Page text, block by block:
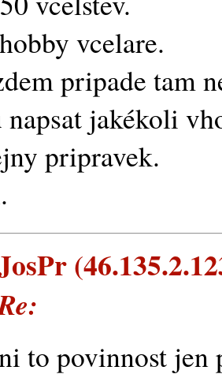
vcelare.
pripade tam
napsat jakékoli
pripravek.
to povinnost